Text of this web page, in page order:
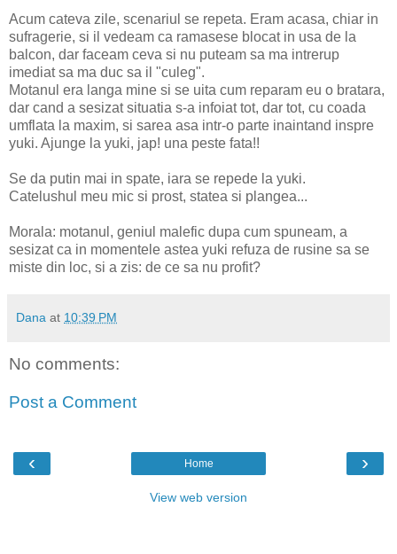
Acum cateva zile, scenariul se repeta. Eram acasa, chiar in
sufragerie, si il vedeam ca ramasese blocat in usa de la
balcon, dar faceam ceva si nu puteam sa ma intrerup
imediat sa ma duc sa il "culeg".
Motanul era langa mine si se uita cum reparam eu o bratara,
dar cand a sesizat situatia s-a infoiat tot, dar tot, cu coada
umflata la maxim, si sarea asa intr-o parte inaintand inspre
yuki. Ajunge la yuki, jap! una peste fata!!
Se da putin mai in spate, iara se repede la yuki.
Catelushul meu mic si prost, statea si plangea...
Morala: motanul, geniul malefic dupa cum spuneam, a
sesizat ca in momentele astea yuki refuza de rusine sa se
miste din loc, si a zis: de ce sa nu profit?
Dana at 10:39 PM
No comments:
Post a Comment
‹ ›
Home
View web version